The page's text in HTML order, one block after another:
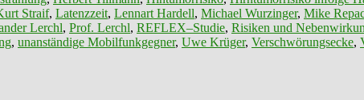
Straif, Latenzzeit, Lennart Hardell, Michael Wurzinger, Mike
Lerchl, Prof. Lerchl, REFLEX–Studie, Risiken und
, unanständige Mobilfunkgegner, Uwe Krüger, Verschwörungsecke,